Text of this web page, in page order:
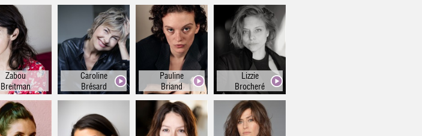
Zabou
Breitman
Caroline
Brésard
Pauline
Briand
Lizzie
Brocheré